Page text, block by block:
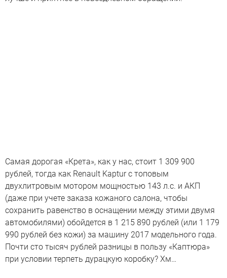
Самая дорогая «Крета», как у нас, стоит 1 309 900
рублей, тогда как Renault Kaptur с топовым
двухлитровым мотором мощностью 143 л.с. и АКП
(даже при учете заказа кожаного салона, чтобы
сохранить равенство в оснащении между этими двумя
автомобилями) обойдется в 1 215 890 рублей (или 1 179
990 рублей без кожи) за машину 2017 модельного года.
Почти сто тысяч рублей разницы в пользу «Каптюра»
при условии терпеть дурацкую коробку? Хм…